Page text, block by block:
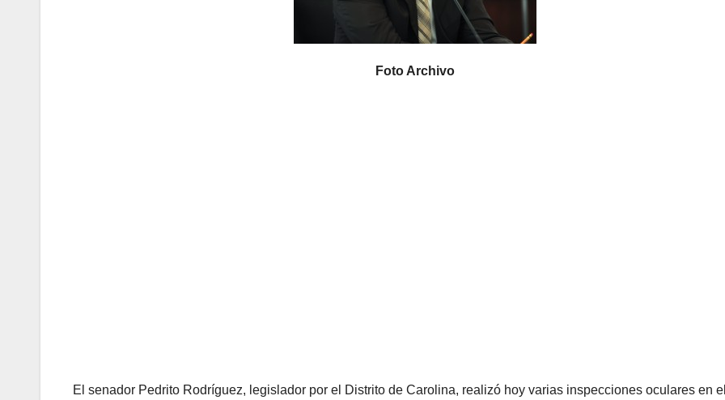
Foto Archivo
El senador Pedrito Rodríguez, legislador por el Distrito de Carolina, realizó hoy varias inspecciones oculares en